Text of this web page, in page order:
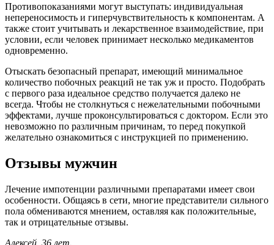
Противопоказаниями могут выступать: индивидуальная
непереносимость и гиперчувствительность к компонентам. А
также стоит учитывать и лекарственное взаимодействие, при
условии, если человек принимает несколько медикаментов
одновременно.
Отыскать безопасный препарат, имеющий минимальное
количество побочных реакций не так уж и просто. Подобрать
с первого раза идеальное средство получается далеко не
всегда. Чтобы не столкнуться с нежелательными побочными
эффектами, лучше проконсультироваться с доктором. Если это
невозможно по различным причинам, то перед покупкой
желательно ознакомиться с инструкцией по применению.
Отзывы мужчин
Лечение импотенции различными препаратами имеет свои
особенности. Общаясь в сети, многие представители сильного
пола обмениваются мнением, оставляя как положительные,
так и отрицательные отзывы.
Алексей, 36 лет.